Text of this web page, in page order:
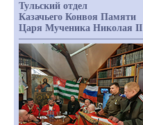
Тульский отдел
Казачьего Конвоя Памяти
Царя Мученика Николая II